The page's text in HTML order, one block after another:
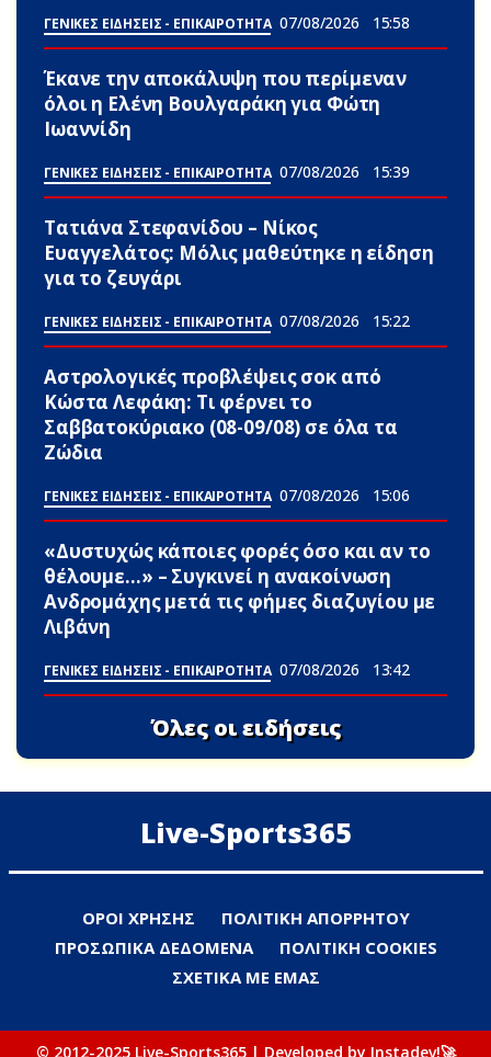
ΓΕΝΙΚΕΣ ΕΙΔΗΣΕΙΣ - ΕΠΙΚΑΙΡΟΤΗΤΑ 07/08/2026 15:58
Έκανε την αποκάλυψη που περίμεναν
όλοι η Ελένη Βουλγαράκη για Φώτη
Ιωαννίδη
ΓΕΝΙΚΕΣ ΕΙΔΗΣΕΙΣ - ΕΠΙΚΑΙΡΟΤΗΤΑ 07/08/2026 15:39
Τατιάνα Στεφανίδου – Νίκος
Ευαγγελάτος: Μόλις μαθεύτηκε η είδηση
για το ζευγάρι
ΓΕΝΙΚΕΣ ΕΙΔΗΣΕΙΣ - ΕΠΙΚΑΙΡΟΤΗΤΑ 07/08/2026 15:22
Αστρολογικές προβλέψεις σoκ από
Κώστα Λεφάκη: Τι φέρνει το
Σαββατοκύριακο (08-09/08) σε όλα τα
Zώδια
ΓΕΝΙΚΕΣ ΕΙΔΗΣΕΙΣ - ΕΠΙΚΑΙΡΟΤΗΤΑ 07/08/2026 15:06
«Δυστυχώς κάποιες φορές όσο και αν το
θέλουμε…» – Συγκινεί η ανακοίνωση
Ανδρομάχης μετά τις φήμες διαζυγίου με
Λιβάνη
ΓΕΝΙΚΕΣ ΕΙΔΗΣΕΙΣ - ΕΠΙΚΑΙΡΟΤΗΤΑ 07/08/2026 13:42
Όλες οι ειδήσεις
Live-Sports365
ΟΡΟΙ ΧΡΗΣΗΣ
ΠΟΛΙΤΙΚΗ ΑΠΟΡΡΗΤΟΥ
ΠΡΟΣΩΠΙΚΑ ΔΕΔΟΜΕΝΑ
ΠΟΛΙΤΙΚΗ COOKIES
ΣΧΕΤΙΚΑ ΜΕ ΕΜΑΣ
© 2012-2025 Live-Sports365 | Developed by Instadev!🚀